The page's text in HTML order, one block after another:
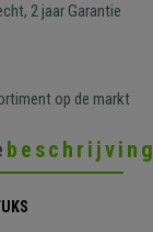
2 jaar Garantie
op de markt
beschrijving